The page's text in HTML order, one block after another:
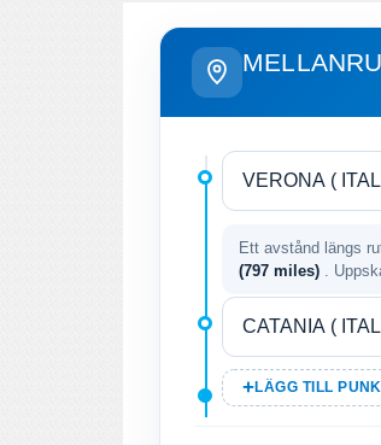
Ett avstånd längs
(797 miles)
.
LÄGG TILL